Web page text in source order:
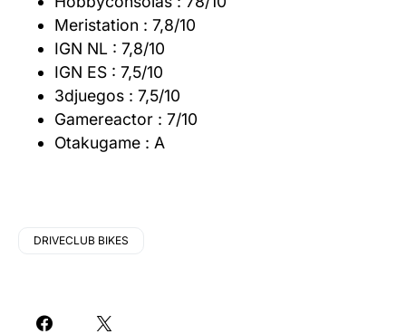
Meristation : 7,8/10
IGN NL : 7,8/10
IGN ES : 7,5/10
3djuegos : 7,5/10
Gamereactor : 7/10
Otakugame : A
DRIVECLUB BIKES